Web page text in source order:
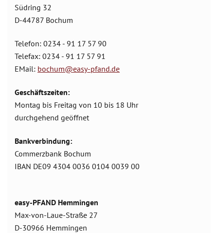
Südring 32
D-44787 Bochum
Telefon: 0234 - 91 17 57 90
Telefax: 0234 - 91 17 57 91
EMail: bochum@easy-pfand.de
Geschäftszeiten:
Montag bis Freitag von 10 bis 18 Uhr
durchgehend geöffnet
Bankverbindung:
Commerzbank Bochum
IBAN DE09 4304 0036 0104 0039 00
easy-PFAND Hemmingen
Max-von-Laue-Straße 27
D-30966 Hemmingen